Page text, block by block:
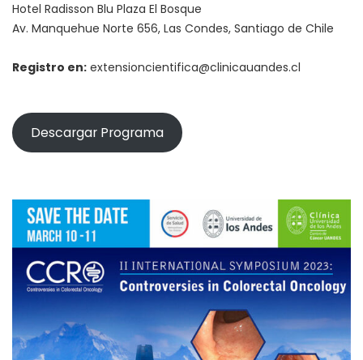
Hotel Radisson Blu Plaza El Bosque
Av. Manquehue Norte 656, Las Condes, Santiago de Chile
Registro en: extensioncientifica@clinicauandes.cl
Descargar Programa